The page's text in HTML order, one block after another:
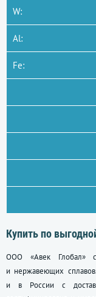
W:
Al:
Fe:
Купить по
ООО «Авек Глобал»
и нержавеющих
и в России с